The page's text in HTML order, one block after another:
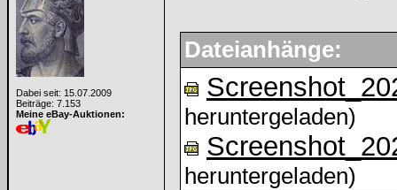
Dabei seit: 15.07.2009
Beiträge: 7.153
Meine eBay-Auktionen:
Dateianhänge:
heruntergeladen)
heruntergeladen)